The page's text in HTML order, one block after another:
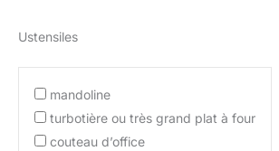
Ustensiles
mandoline
turbotière ou très grand plat à four
couteau d’office